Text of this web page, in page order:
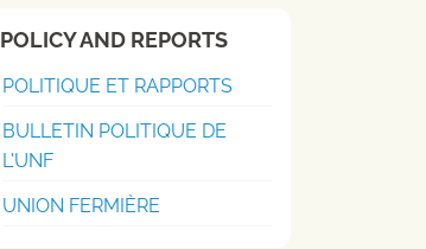
POLICY AND REPORTS
POLITIQUE ET RAPPORTS
BULLETIN POLITIQUE DE
L'UNF
UNION FERMIÈRE